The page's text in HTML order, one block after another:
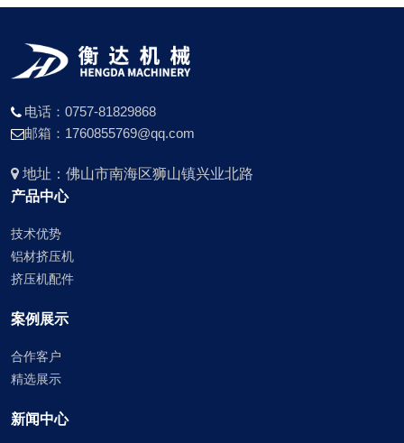
电话：0757-81829868
邮箱：1760855769@qq.com
地址：佛山市南海区狮山镇兴业北路
产品中心
技术优势
铝材挤压机
挤压机配件
案例展示
合作客户
精选展示
新闻中心